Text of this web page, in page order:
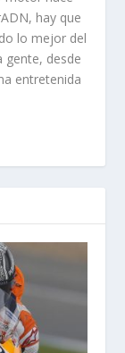
hay que
lo mejor del
gente, desde
entretenida